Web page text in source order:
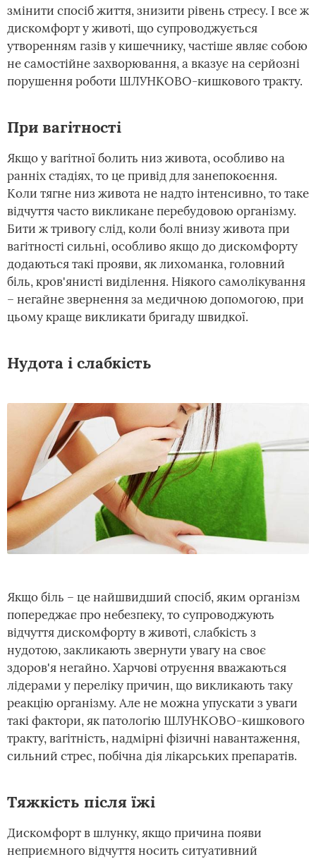
змінити спосіб життя, знизити рівень стресу. І все ж
дискомфорт у животі, що супроводжується
утворенням газів у кишечнику, частіше являє собою
не самостійне захворювання, а вказує на серйозні
порушення роботи ШЛУНКОВО-кишкового тракту.
При вагітності
Якщо у вагітної болить низ живота, особливо на
ранніх стадіях, то це привід для занепокоєння.
Коли тягне низ живота не надто інтенсивно, то таке
відчуття часто викликане перебудовою організму.
Бити ж тривогу слід, коли болі внизу живота при
вагітності сильні, особливо якщо до дискомфорту
додаються такі прояви, як лихоманка, головний
біль, кров'янисті виділення. Ніякого самолікування
– негайне звернення за медичною допомогою, при
цьому краще викликати бригаду швидкої.
Нудота і слабкість
Якщо біль – це найшвидший спосіб, яким організм
попереджає про небезпеку, то супроводжують
відчуття дискомфорту в животі, слабкість з
нудотою, закликають звернути увагу на своє
здоров'я негайно. Харчові отруєння вважаються
лідерами у переліку причин, що викликають таку
реакцію організму. Але не можна упускати з уваги
такі фактори, як патологію ШЛУНКОВО-кишкового
тракту, вагітність, надмірні фізичні навантаження,
сильний стрес, побічна дія лікарських препаратів.
Тяжкість після їжі
Дискомфорт в шлунку, якщо причина появи
неприємного відчуття носить ситуативний